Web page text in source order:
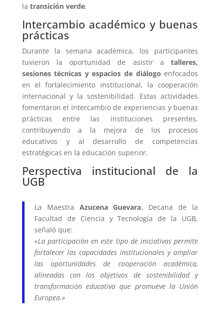
la transición verde.
Intercambio académico y buenas
prácticas
Durante la semana académica, los participantes
tuvieron la oportunidad de asistir atalleres,
sesiones técnicas y espacios de diálogo enfocados
en el fortalecimiento institucional, la cooperación
internacional y la sostenibilidad. Estas actividades
fomentaron el intercambio de experiencias y buenas
prácticas entre las instituciones presentes,
contribuyendo a la mejora de los procesos
educativos y al desarrollo de competencias
estratégicas en la educación superior.
Perspectiva institucional de la
UGB
La Maestra Azucena Guevara, Decana de la
Facultad de Ciencia y Tecnología de la UGB,
señaló que:
«La participación en este tipo de iniciativas permite
fortalecer las capacidades institucionales y ampliar
las oportunidades de cooperación académica,
alineadas con los objetivos de sostenibilidad y
transformación educativa que promueve la Unión
Europea.»